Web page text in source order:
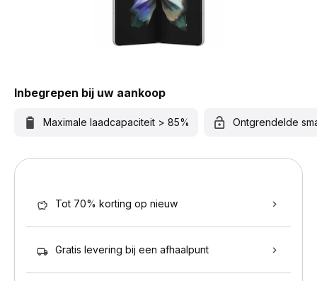
Inbegrepen bij uw aankoop
Maximale laadcapaciteit > 85% Ontgrendelde
Tot 70% korting op nieuw
Gratis levering bij een afhaalpunt